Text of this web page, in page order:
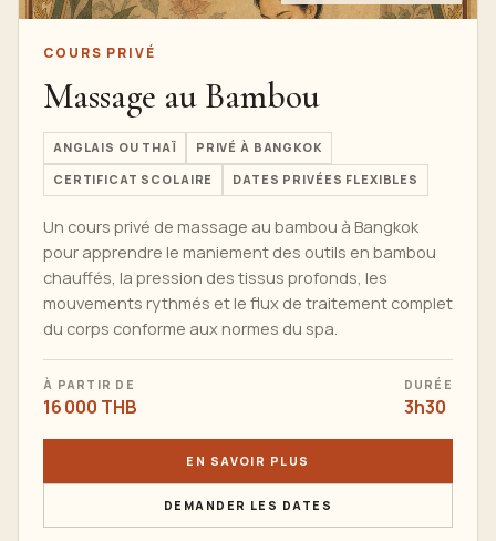
COURS PRIVÉ
Massage au Bambou
ANGLAIS OU THAÏ PRIVÉ À BANGKOK
CERTIFICAT SCOLAIRE DATES PRIVÉES FLEXIBLES
Un cours privé de massage au bambou à Bangkok
pour apprendre le maniement des outils en bambou
chauffés, la pression des tissus profonds, les
mouvements rythmés et le flux de traitement complet
du corps conforme aux normes du spa.
À PARTIR DE
16 000 THB
DURÉE
3h30
EN SAVOIR PLUS
DEMANDER LES DATES